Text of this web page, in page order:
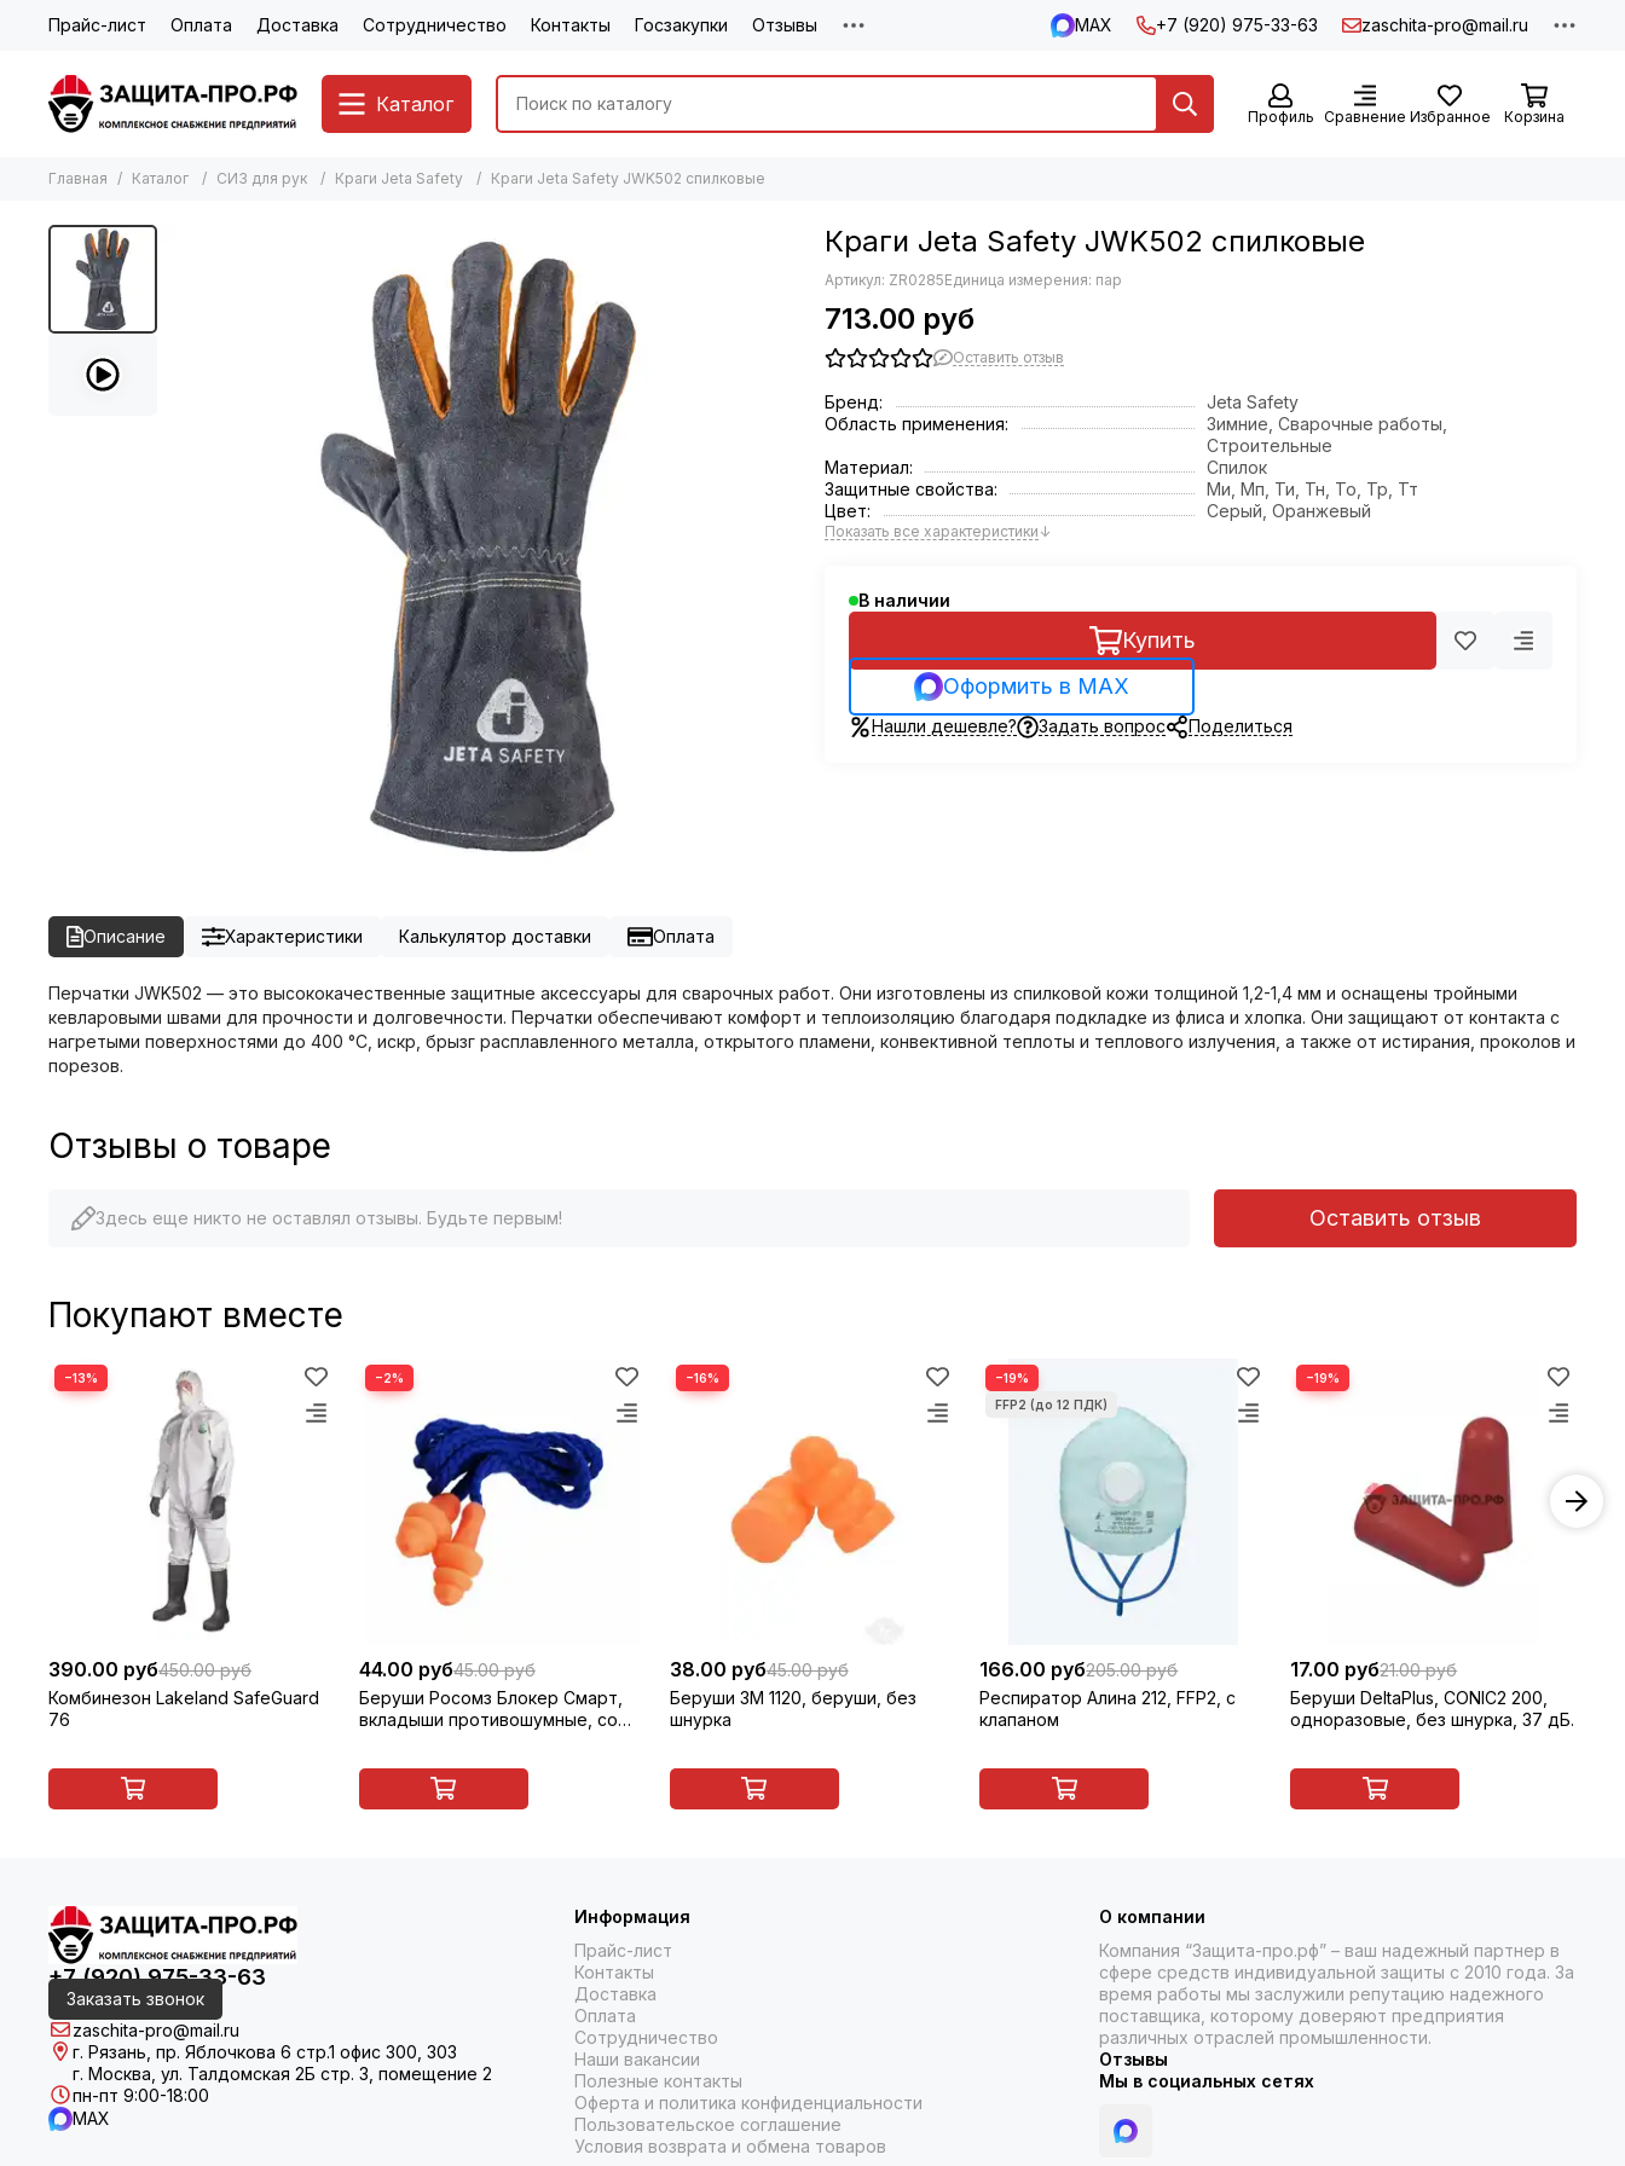
Прайс-лист Оплата Доставка Сотрудничество Контакты Госзакупки Отзывы MAX +7 (920) 975-33-63 zaschita-pro@mail.ru
Каталог
Профиль Сравнение Избранное Корзина
Главная Каталог СИЗ для рук Краги Jeta Safety Краги Jeta Safety JWK502 спилковые
Краги Jeta Safety JWK502 спилковые
Артикул: ZR0285Единица измерения: пар
713.00 руб
Оставить отзыв
Бренд:
Jeta Safety
Область применения:
Зимние, Сварочные работы,
Строительные
Материал:
Спилок
Защитные свойства:
Ми, Мп, Ти, Тн, То, Тр, Тт
Цвет:
Серый, Оранжевый
Показать все характеристики ↓
В наличии
Купить
Оформить в MAX
Нашли дешевле? Задать вопрос Поделиться
Описание Характеристики Калькулятор доставки Оплата
Перчатки JWK502 — это высококачественные защитные аксессуары для сварочных работ. Они изготовлены из спилковой кожи толщиной 1,2-1,4 мм и оснащены тройными
кевларовыми швами для прочности и долговечности. Перчатки обеспечивают комфорт и теплоизоляцию благодаря подкладке из флиса и хлопка. Они защищают от контакта с
нагретыми поверхностями до 400 °C, искр, брызг расплавленного металла, открытого пламени, конвективной теплоты и теплового излучения, а также от истирания, проколов и
порезов.
Отзывы о товаре
Здесь еще никто не оставлял отзывы. Будьте первым! Оставить отзыв
Покупают вместе
−13%
390.00 руб450.00 руб
Комбинезон Lakeland SafeGuard
76
−2%
44.00 руб45.00 руб
Беруши Росомз Блокер Смарт,
вкладыши противошумные, со
−16%
38.00 руб45.00 руб
Беруши 3M 1120, беруши, без
шнурка
−19%
166.00 руб205.00 руб
Респиратор Алина 212, FFP2, с
клапаном
−19%
17.00 руб21.00 руб
Беруши DeltaPlus, CONIC2 200,
одноразовые, без шнурка, 37 дБ.
+7 (920) 975-33-63
Заказать звонок
zaschita-pro@mail.ru
г. Рязань, пр. Яблочкова 6 стр.1 офис 300, 303
г. Москва, ул. Талдомская 2Б стр. 3, помещение 2
пн-пт 9:00-18:00
MAX
Информация
Прайс-лист
Контакты
Доставка
Оплата
Сотрудничество
Наши вакансии
Полезные контакты
Оферта и политика конфиденциальности
Пользовательское соглашение
Условия возврата и обмена товаров
О компании
Компания “Защита-про.рф” – ваш надежный партнер в
сфере средств индивидуальной защиты с 2010 года. За
время работы мы заслужили репутацию надежного
поставщика, которому доверяют предприятия
различных отраслей промышленности.
Отзывы
Мы в социальных сетях